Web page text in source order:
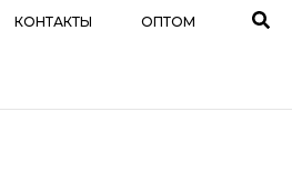
КОНТАКТЫ ОПТОМ